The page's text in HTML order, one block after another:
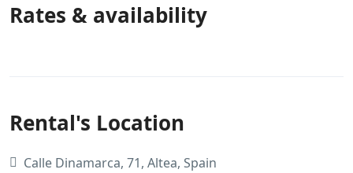
Rates & availability
Rental's Location
Calle Dinamarca, 71, Altea, Spain